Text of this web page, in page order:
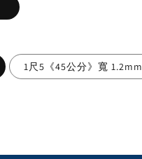
1尺5《45公分》寬 1.2mm